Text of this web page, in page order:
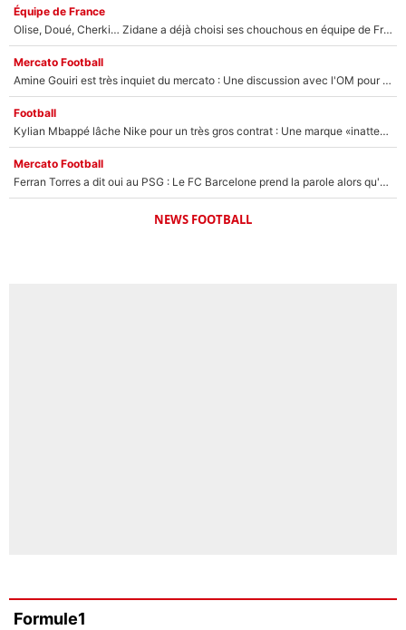
Équipe de France
Olise, Doué, Cherki… Zidane a déjà choisi ses chouchous en équipe de France ? L’IA annonce des surprises sans Kylian Mbappé !
Mercato Football
Amine Gouiri est très inquiet du mercato : Une discussion avec l'OM pour acter son transfert !
Football
Kylian Mbappé lâche Nike pour un très gros contrat : Une marque «inattendue» va frapper très fort
Mercato Football
Ferran Torres a dit oui au PSG : Le FC Barcelone prend la parole alors qu'un transfert de l'attaquant espagnol prend forme
NEWS FOOTBALL
Formule1